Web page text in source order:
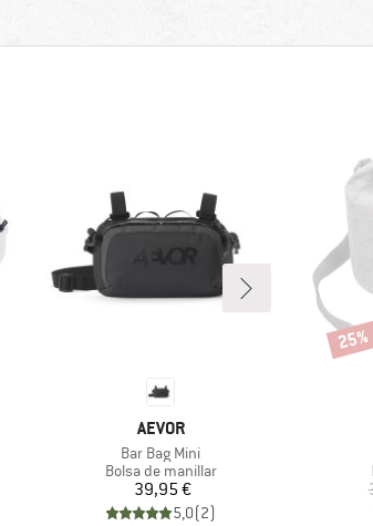
MARCA
AEVOR
Artículo
Bar Bag Mini
Product group
Bolsa de manillar
Precio
39,95 €
5,0(2)
25%